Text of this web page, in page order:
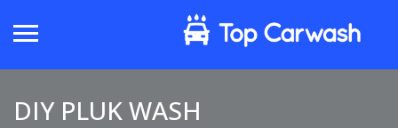
DIY PLUK WASH